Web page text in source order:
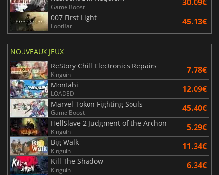
Game Boost 30.09€
007 First Light
LootBar 45.13€
NOUVEAUX JEUX
ReStory Chill Electronics Repairs
Kinguin 7.78€
Montabi
LOADED 12.09€
Marvel Tokon Fighting Souls
Game Boost 45.40€
HellSlave 2 Judgment of the Archon
Kinguin 5.29€
Big Walk
Kinguin 11.34€
Kill The Shadow
Kinguin 6.34€